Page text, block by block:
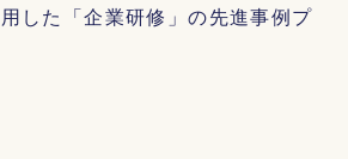
した「企業研修」の先進事例プ